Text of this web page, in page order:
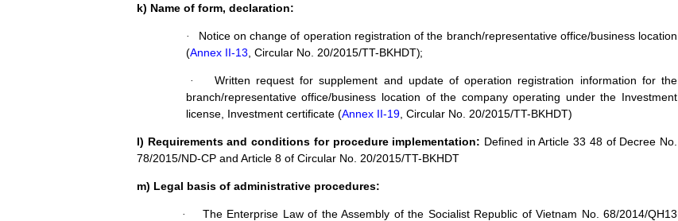
k) Name of form, declaration:
· Notice on change of operation registrationofthe branch/representative office/business location
(Annex II-13 , Circular No. 20/2015/TT-BKHDT);
·
Written request for supplement and update of operation registration information for the
branch/representative office/business location of the company operating under the Investment
license, Investment certificate (Annex II-19, Circular No. 20/2015/TT-BKHDT)
l) Requirements and conditions for procedure implementation: Defined in Article33 48 of Decree No.
78/2015/ND-CP and Article 8 of Circular No. 20/2015/TT-BKHDT
m) Legal basis of administrative procedures:
· The Enterprise Law of the Assembly of the Socialist Republic of Vietnam No. 68/2014/QH13